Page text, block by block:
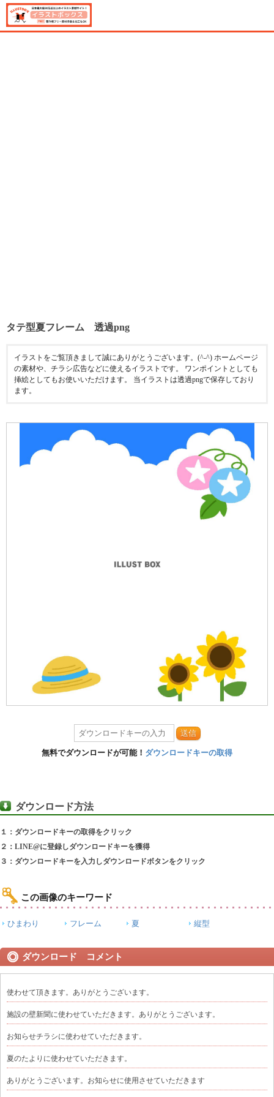
タテ型夏フレーム 透過png
イラストをご覧頂きまして誠にありがとうございます。(^-^) ホームページ
の素材や、チラシ広告などに使えるイラストです。 ワンポイントとしても
挿絵としてもお使いいただけます。 当イラストは透過pngで保存しており
ます。
送信
無料でダウンロードが可能！ ダウンロードキーの取得
ダウンロード方法
１：ダウンロードキーの取得をクリック
２：LINE@に登録しダウンロードキーを獲得
３：ダウンロードキーを入力しダウンロードボタンをクリック
この画像のキーワード
ひまわり フレーム 夏 縦型
ダウンロード コメント
使わせて頂きます。ありがとうございます。
施設の壁新聞に使わせていただきます。ありがとうございます。
お知らせチラシに使わせていただきます。
夏のたよりに使わせていただきます。
ありがとうございます。お知らせに使用させていただきます